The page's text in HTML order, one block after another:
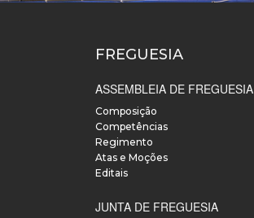
FREGUESIA
ASSEMBLEIA DE FREGUESIA
Composição
Competências
Regimento
Atas e Moções
Editais
JUNTA DE FREGUESIA